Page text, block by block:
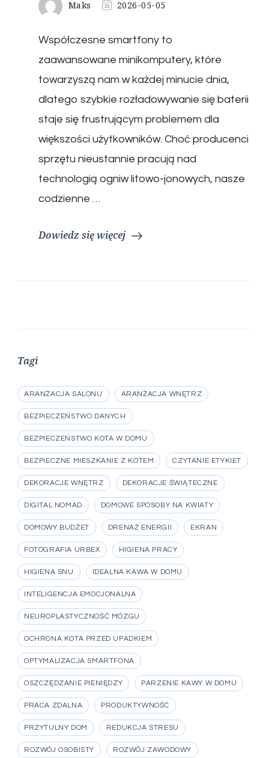
Maks 2026-05-05
Współczesne smartfony to
zaawansowane minikomputery, które
towarzyszą nam w każdej minucie dnia,
dlatego szybkie rozładowywanie się baterii
staje się frustrującym problemem dla
większości użytkowników. Choć producenci
sprzętu nieustannie pracują nad
technologią ogniw litowo-jonowych, nasze
codzienne …
Dowiedz się więcej
Tagi
ARANŻACJA SALONU ARANŻACJA WNĘTRZ
BEZPIECZEŃSTWO DANYCH
BEZPIECZEŃSTWO KOTA W DOMU
BEZPIECZNE MIESZKANIE Z KOTEM CZYTANIE ETYKIET
DEKORACJE WNĘTRZ DEKORACJE ŚWIĄTECZNE
DIGITAL NOMAD DOMOWE SPOSOBY NA KWIATY
DOMOWY BUDŻET DRENAŻ ENERGII EKRAN
FOTOGRAFIA URBEX HIGIENA PRACY
HIGIENA SNU IDEALNA KAWA W DOMU
INTELIGENCJA EMOCJONALNA
NEUROPLASTYCZNOŚĆ MÓZGU
OCHRONA KOTA PRZED UPADKIEM
OPTYMALIZACJA SMARTFONA
OSZCZĘDZANIE PIENIĘDZY PARZENIE KAWY W DOMU
PRACA ZDALNA PRODUKTYWNOŚĆ
PRZYTULNY DOM REDUKCJA STRESU
ROZWÓJ OSOBISTY ROZWÓJ ZAWODOWY